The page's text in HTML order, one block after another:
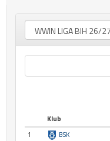
Klub
1
BSK